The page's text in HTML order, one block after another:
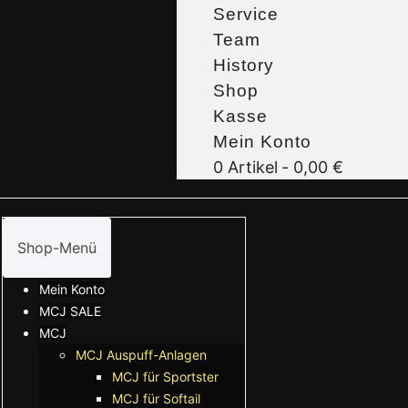
Service
Team
History
Shop
Kasse
Mein Konto
0 Artikel
0,00 €
Shop-Menü
Mein Konto
MCJ SALE
MCJ
MCJ Auspuff-Anlagen
MCJ für Sportster
MCJ für Softail